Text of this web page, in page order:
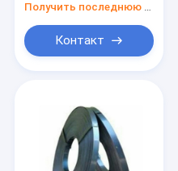
Получить последнюю цену
Контакт